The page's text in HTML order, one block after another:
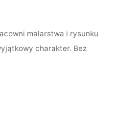
malarstwa i rysunku
charakter. Bez